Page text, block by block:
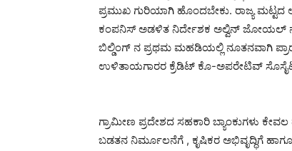
ಪ್ರಮುಖ ಗುರಿಯಾಗಿ ಹೊಂದಬೇಕು. ರಾಜ್ಯ
ಕಂಪನಿಸ್ ಅಡಳಿತ ನಿರ್ದೇಶಕ ಅಲ್ವಿನ್ ಜೋಯಲ್
ಬಿಲ್ಡಿಂಗ್ ನ ಪ್ರಥಮ ಮಹಡಿಯಲ್ಲಿ ನೂತನವಾಗಿ
ಉಳಿತಾಯಗಾರರ ಕ್ರೆಡಿಟ್ ಕೊ-ಅಪರೇಟಿವ್
ಗ್ರಾಮೀಣ ಪ್ರದೇಶದ ಸಹಕಾರಿ ಬ್ಯಾಂಕುಗಳು
ಬಡತನ ನಿರ್ಮೂಲನೆಗೆ , ಕೃಷಿಕರ ಅಭಿವೃದ್ಧಿಗೆ